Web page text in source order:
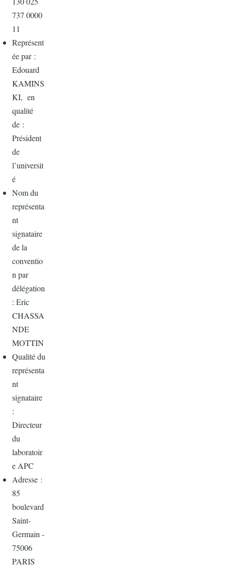
737 0000
11
Représent
ée par :
Edouard
KAMINS
KI, en
qualité
de :
Président
de
l’universit
é
Nom du
représenta
nt
signataire
de la
conventio
n par
délégation
: Eric
CHASSA
NDE
MOTTIN
Qualité du
représenta
nt
signataire
:
Directeur
du
laboratoir
e APC
Adresse :
85
boulevard
Saint-
Germain -
75006
PARIS